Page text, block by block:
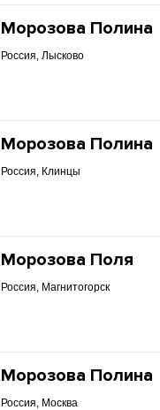
Морозова Полина
Россия, Лысково
Морозова Полина
Россия, Клинцы
Морозова Поля
Россия, Магнитогорск
Морозова Полина
Россия, Москва